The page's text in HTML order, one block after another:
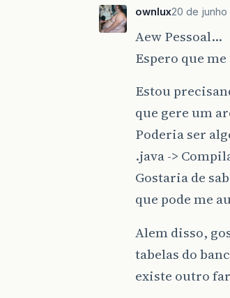
ownlux20 de
Aew Pessoal…
Espero que
Estou
que gere um
Poderia ser
.java ->
Gostaria de
que pode me
Alem disso,
tabelas do
existe outro